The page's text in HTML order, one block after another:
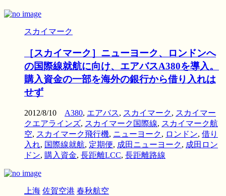
スカイマーク
［スカイマーク］ニューヨーク、ロンドンへ
の国際線就航に向け、エアバスA380を導入。
購入資金の一部を海外の銀行から借り入れは
せず
2012/8/10 A380, エアバス, スカイマーク, スカイマー
クエアラインズ, スカイマーク国際線, スカイマーク航
空, スカイマーク飛行機, ニューヨーク, ロンドン, 借り
入れ, 国際線就航, 定期便, 成田ニューヨーク, 成田ロン
ドン, 購入資金, 長距離LCC, 長距離路線
上海 佐賀空港 春秋航空